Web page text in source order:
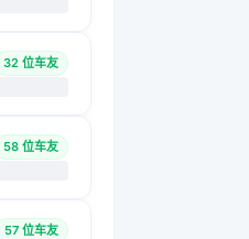
32 位车友
58 位车友
57 位车友